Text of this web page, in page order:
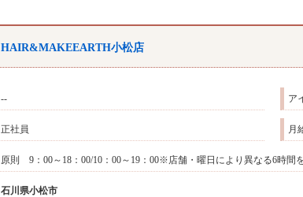
HAIR&MAKEEARTH小松店
-- ア
正社員 月
原則 9：00～18：00/10：00～19：00※店舗・曜日により異なる6時間
石川県小松市